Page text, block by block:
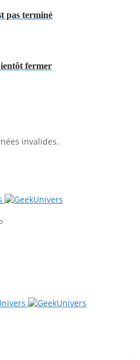
pas terminé
fermer
invalides.